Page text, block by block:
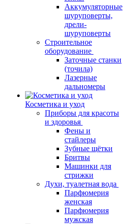
Аккумуляторные
шуруповерты,
дрели-
шуруповерты
Строительное
оборудование
Заточные станки
(точила)
Лазерные
дальномеры
Косметика и уход
Приборы для красоты
и здоровья
Фены и
стайлеры
Зубные щётки
Бритвы
Машинки для
стрижки
Духи, туалетная вода
Парфюмерия
женская
Парфюмерия
мужская